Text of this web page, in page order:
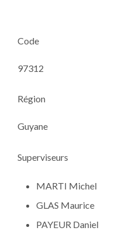
Code
97312
Région
Guyane
Superviseurs
MARTI Michel
GLAS Maurice
PAYEUR Daniel